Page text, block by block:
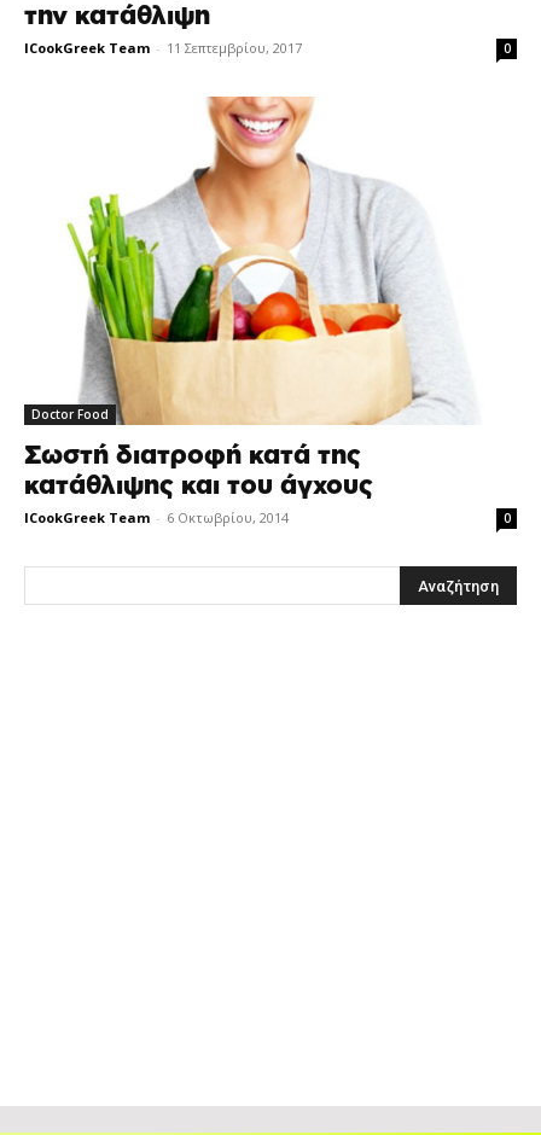
την κατάθλιψη
ICookGreek Team - 11 Σεπτεμβρίου, 2017 0
Doctor Food
Σωστή διατροφή κατά της
κατάθλιψης και του άγχους
ICookGreek Team - 6 Οκτωβρίου, 2014 0